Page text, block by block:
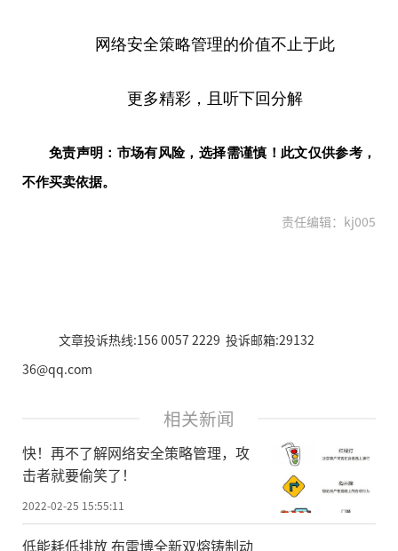
网络安全策略管理的价值不止于此
更多精彩，且听下回分解
免责声明：市场有风险，选择需谨慎！此文仅供参考，
不作买卖依据。
责任编辑：kj005
文章投诉热线:156 0057 2229 投诉邮箱:29132
36@qq.com
相关新闻
快！再不了解网络安全策略管理，攻
击者就要偷笑了！
2022-02-25 15:55:11
低能耗低排放 布雷博全新双熔铸制动